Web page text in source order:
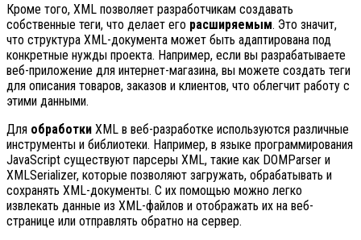
Кроме того, XML позволяет разработчикам создавать
собственные теги, что делает его расширяемым. Это значит,
что структура XML-документа может быть адаптирована под
конкретные нужды проекта. Например, если вы разрабатываете
веб-приложение для интернет-магазина, вы можете создать теги
для описания товаров, заказов и клиентов, что облегчит работу с
этими данными.
Для обработки XML в веб-разработке используются различные
инструменты и библиотеки. Например, в языке программирования
JavaScript существуют парсеры XML, такие как DOMParser и
XMLSerializer, которые позволяют загружать, обрабатывать и
сохранять XML-документы. С их помощью можно легко
извлекать данные из XML-файлов и отображать их на веб-
странице или отправлять обратно на сервер.